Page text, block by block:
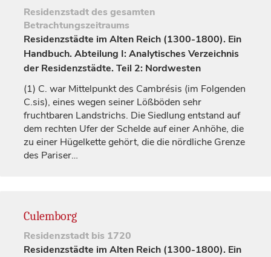
Residenzstadtdes gesamten
Betrachtungszeitraums
Residenzstädte im Alten Reich (1300-1800). Ein
Handbuch. Abteilung I: Analytisches Verzeichnis
der Residenzstädte. Teil 2: Nordwesten
(1) C. war Mittelpunkt des Cambrésis (im Folgenden
C.sis), eines wegen seiner Lößböden sehr
fruchtbaren Landstrichs. Die Siedlung entstand auf
dem rechten Ufer der Schelde auf einer Anhöhe, die
zu einer Hügelkette gehört, die die nördliche Grenze
des Pariser…
Culemborg
Residenzstadt bis 1720
Residenzstädte im Alten Reich (1300-1800). Ein